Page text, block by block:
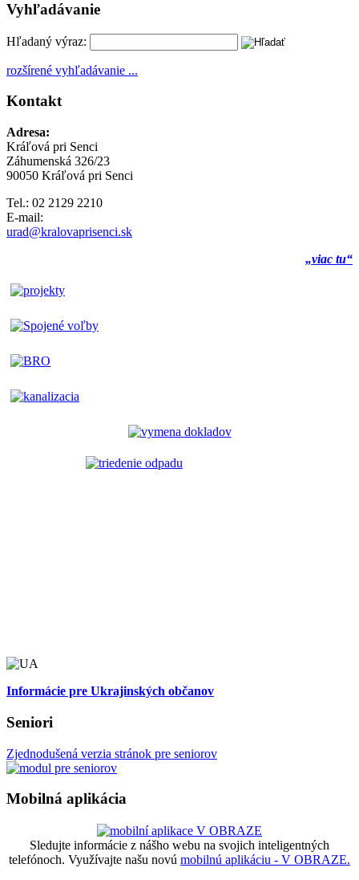
Vyhľadávanie
Hľadaný výraz:
rozšírené vyhľadávanie ...
Kontakt
Adresa:
Kráľová pri Senci
Záhumenská 326/23
90050 Kráľová pri Senci
Tel.: 02 2129 2210
E-mail:
urad@kralovaprisenci.sk
„viac tu“
Informácie pre Ukrajinských občanov
Seniori
Zjednodušená verzia stránok pre seniorov
Mobilná aplikácia
Sledujte informácie z nášho webu na svojich inteligentných
telefónoch. Využívajte našu novú mobilnú aplikáciu - V OBRAZE.